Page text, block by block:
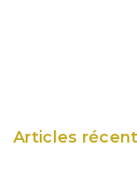
Articles